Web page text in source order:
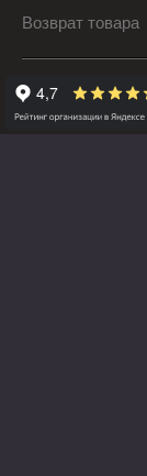
Возврат товара